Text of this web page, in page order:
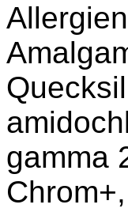
gamma